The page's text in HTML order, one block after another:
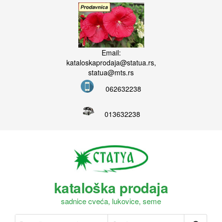
Email:
kataloskaprodaja@statua.rs,
statua@mts.rs
062632238
013632238
kataloška prodaja
sadnice cveća, lukovice, seme